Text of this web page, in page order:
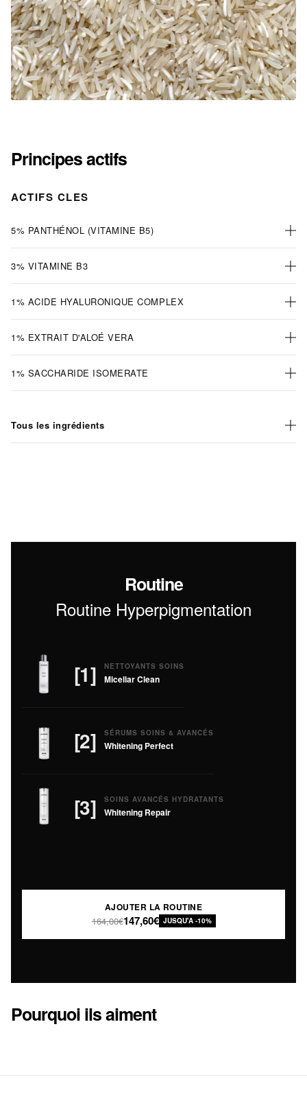
Principes actifs
ACTIFS CLES
5% PANTHÉNOL (VITAMINE B5)
3% VITAMINE B3
1% ACIDE HYALURONIQUE COMPLEX
1% EXTRAIT D'ALOÉ VERA
1% SACCHARIDE ISOMERATE
Tous les ingrédients
Routine
Routine Hyperpigmentation
[1] NETTOYANTS SOINS
Micellar Clean
[2] SÉRUMS SOINS & AVANCÉS
Whitening Perfect
[3] SOINS AVANCÉS HYDRATANTS
Whitening Repair
AJOUTER LA ROUTINE
164,00€147,60€ JUSQU'A -10%
Pourquoi ils aiment